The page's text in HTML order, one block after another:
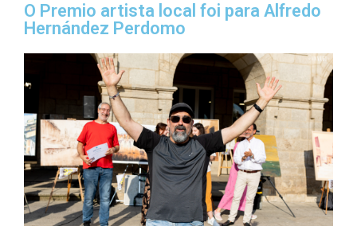
O Premio artista local foi para Alfredo
Hernández Perdomo